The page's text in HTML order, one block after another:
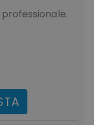
professionale.